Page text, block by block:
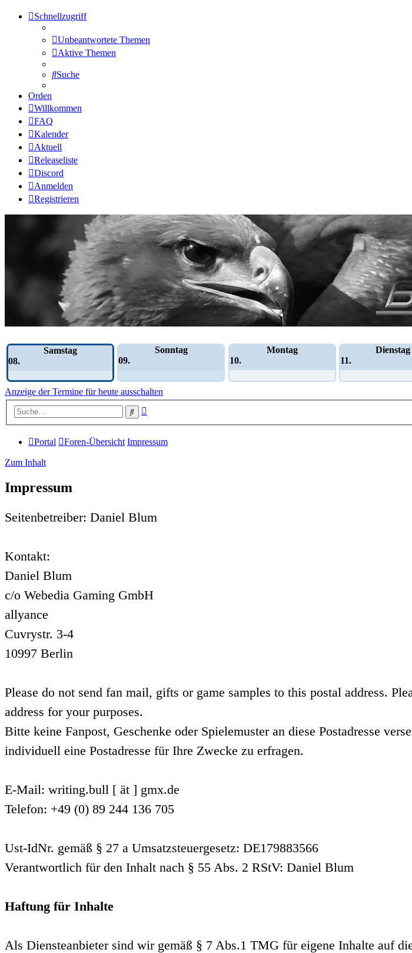
Schnellzugriff
Unbeantwortete Themen
Aktive Themen
Suche
Orden
Willkommen
FAQ
Kalender
Aktuell
Releaseliste
Discord
Anmelden
Registrieren
Samstag
08.
Sonntag
09.
Montag
10.
Dienstag
11.
Anzeige der Termine für heute ausschalten
Suche
Portal Foren-Übersicht Impressum
Zum Inhalt
Impressum
Seitenbetreiber: Daniel Blum
Kontakt:
Daniel Blum
c/o Webedia Gaming GmbH
allyance
Cuvrystr. 3-4
10997 Berlin
Please do not send fan mail, gifts or game samples to this postal address.
address for your purposes.
Bitte keine Fanpost, Geschenke oder Spielemuster an diese Postadresse
individuell eine Postadresse für Ihre Zwecke zu erfragen.
E-Mail: writing.bull [ ät ] gmx.de
Telefon: +49 (0) 89 244 136 705
Ust-IdNr. gemäß § 27 a Umsatzsteuergesetz: DE179883566
Verantwortlich für den Inhalt nach § 55 Abs. 2 RStV: Daniel Blum
Haftung für Inhalte
Als Diensteanbieter sind wir gemäß § 7 Abs.1 TMG für eigene Inhalte auf